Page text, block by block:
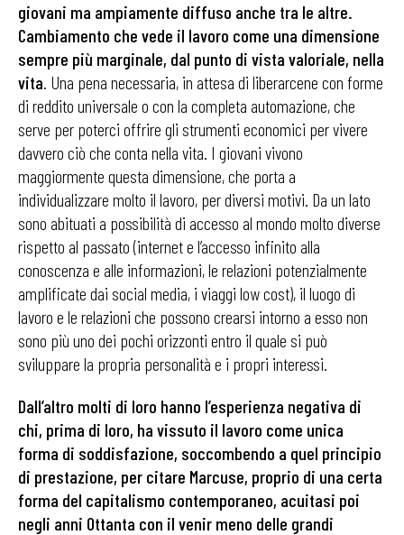
giovani ma ampiamente diffuso anche tra le altre.
Cambiamento che vede il lavoro come una dimensione
sempre più marginale, dal punto di vista valoriale, nella
vita. Una pena necessaria, in attesa di liberarcene con forme
di reddito universale o con la completa automazione, che
serve per poterci offrire gli strumenti economici per vivere
davvero ciò che conta nella vita. I giovani vivono
maggiormente questa dimensione, che porta a
individualizzare molto il lavoro, per diversi motivi. Da un lato
sono abituati a possibilità di accesso al mondo molto diverse
rispetto al passato (internet e l’accesso infinito alla
conoscenza e alle informazioni, le relazioni potenzialmente
amplificate dai social media, i viaggi low cost), il luogo di
lavoro e le relazioni che possono crearsi intorno a esso non
sono più uno dei pochi orizzonti entro il quale si può
sviluppare la propria personalità e i propri interessi.
Dall’altro molti di loro hanno l’esperienza negativa di
chi, prima di loro, ha vissuto il lavoro come unica
forma di soddisfazione, soccombendo a quel principio
di prestazione, per citare Marcuse, proprio di una certa
forma del capitalismo contemporaneo, acuitasi poi
negli anni Ottanta con il venir meno delle grandi